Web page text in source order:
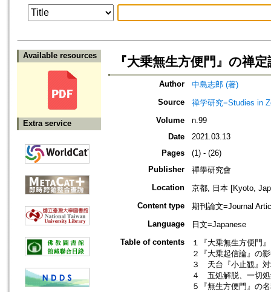
Available resources
Extra service
『大乗無生方便門』の禅定
Author
中島志郎 (著)
Source
禅学研究=Studies in
Volume
n.99
Date
2021.03.13
Pages
(1) - (26)
Publisher
禪學研究會
Location
京都, 日本 [Kyoto,
Content type
期刊論文=Journal
Language
日文=Japanese
Table of contents
１『大乗無生方便門
２『大乗起信論』の
３ 天台『小止観』
４ 五処解脱、一切
５『無生方便門』の